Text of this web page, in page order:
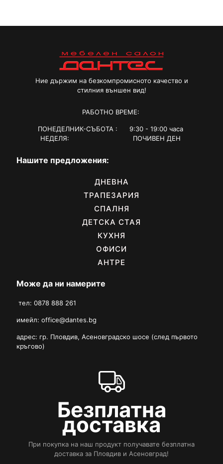
Ние държим на безкомпромисното качество и
стилния външен вид!
РАБОТНО ВРЕМЕ:
ПОНЕДЕЛНИК-СЪБОТА : 9:30 - 19:00 часа
НЕДЕЛЯ: ПОЧИВЕН ДЕН
Нашите предложения:
ДНЕВНА
ТРАПЕЗАРИЯ
СПАЛНЯ
ДЕТСКА СТАЯ
КУХНЯ
ОФИСИ
АНТРЕ
Може да ни намерите
тел: 0878 888 261
имейл: office@dantes.bg
адрес: гр. Пловдив, Асеновградско шосе (след първото
кръгово)
Безплатна
доставка
При покупка на наш продукт получавате безплатна
доставка за Пловдив и Асеновград!